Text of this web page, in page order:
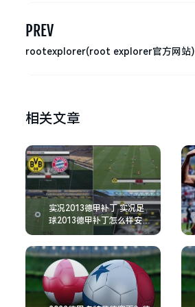
PREV
rootexplorer(root explorer官方网站)
相关文章
实况2013德甲补丁 实况足
球2013德甲补丁怎么样安
装!